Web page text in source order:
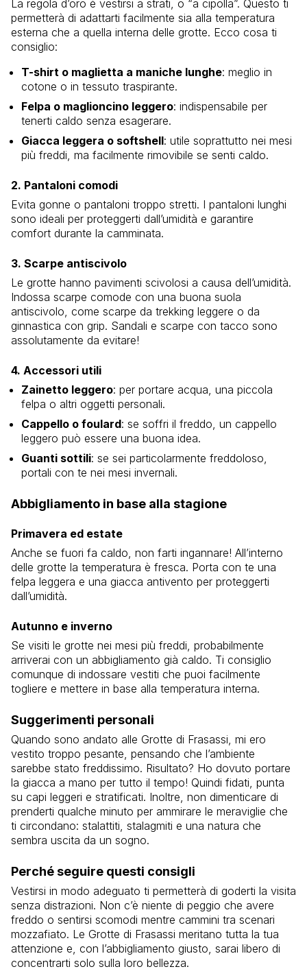
La regola d’oro è vestirsi a strati, o “a cipolla”. Questo ti
permetterà di adattarti facilmente sia alla temperatura
esterna che a quella interna delle grotte. Ecco cosa ti
consiglio:
T-shirt o maglietta a maniche lunghe: meglio in
cotone o in tessuto traspirante.
Felpa o maglioncino leggero: indispensabile per
tenerti caldo senza esagerare.
Giacca leggera o softshell: utile soprattutto nei mesi
più freddi, ma facilmente rimovibile se senti caldo.
2. Pantaloni comodi
Evita gonne o pantaloni troppo stretti. I pantaloni lunghi
sono ideali per proteggerti dall’umidità e garantire
comfort durante la camminata.
3. Scarpe antiscivolo
Le grotte hanno pavimenti scivolosi a causa dell’umidità.
Indossa scarpe comode con una buona suola
antiscivolo, come scarpe da trekking leggere o da
ginnastica con grip. Sandali e scarpe con tacco sono
assolutamente da evitare!
4. Accessori utili
Zainetto leggero: per portare acqua, una piccola
felpa o altri oggetti personali.
Cappello o foulard: se soffri il freddo, un cappello
leggero può essere una buona idea.
Guanti sottili: se sei particolarmente freddoloso,
portali con te nei mesi invernali.
Abbigliamento in base alla stagione
Primavera ed estate
Anche se fuori fa caldo, non farti ingannare! All’interno
delle grotte la temperatura è fresca. Porta con te una
felpa leggera e una giacca antivento per proteggerti
dall’umidità.
Autunno e inverno
Se visiti le grotte nei mesi più freddi, probabilmente
arriverai con un abbigliamento già caldo. Ti consiglio
comunque di indossare vestiti che puoi facilmente
togliere e mettere in base alla temperatura interna.
Suggerimenti personali
Quando sono andato alle Grotte di Frasassi, mi ero
vestito troppo pesante, pensando che l’ambiente
sarebbe stato freddissimo. Risultato? Ho dovuto portare
la giacca a mano per tutto il tempo! Quindi fidati, punta
su capi leggeri e stratificati. Inoltre, non dimenticare di
prenderti qualche minuto per ammirare le meraviglie che
ti circondano: stalattiti, stalagmiti e una natura che
sembra uscita da un sogno.
Perché seguire questi consigli
Vestirsi in modo adeguato ti permetterà di goderti la visita
senza distrazioni. Non c’è niente di peggio che avere
freddo o sentirsi scomodi mentre cammini tra scenari
mozzafiato. Le Grotte di Frasassi meritano tutta la tua
attenzione e, con l’abbigliamento giusto, sarai libero di
concentrarti solo sulla loro bellezza.